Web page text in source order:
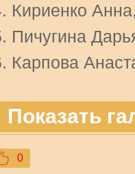
Кириенко
Пичугина
Карпова
Показать
0